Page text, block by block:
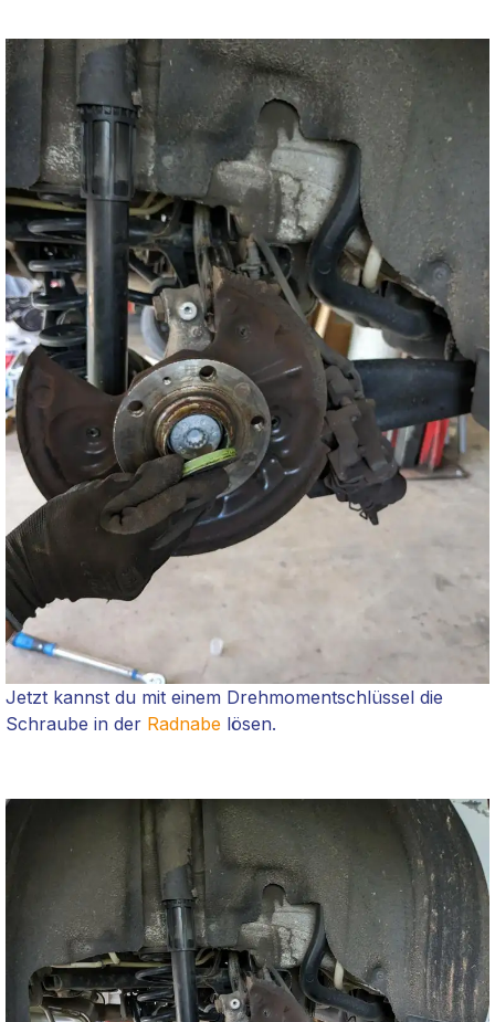
Jetzt kannst du mit einem Drehmomentschlüssel die
Schraube in der Radnabe lösen.